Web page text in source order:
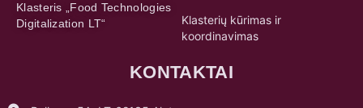
Klasteris „Food Technologies
Digitalization LT“
Klasterių kūrimas ir
koordinavimas
KONTAKTAI